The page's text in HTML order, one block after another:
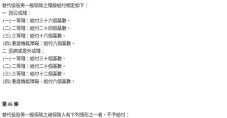
替代役役男一般保險之殘廢給付規定如下：
一  因公成殘：
(一) 一等殘：給付三十六個基數。
(二) 二等殘：給付二十四個基數。
(三) 三等殘：給付十六個基數。
(四) 重度機能障礙：給付八個基數。
二  因病或意外成殘：
(一) 一等殘：給付三十個基數。
(二) 二等殘：給付二十個基數。
(三) 三等殘：給付十二個基數。
(四) 重度機能障礙：給付六個基數。
第 46 條
替代役役男一般保險之被保險人有下列情形之一者，不予給付：